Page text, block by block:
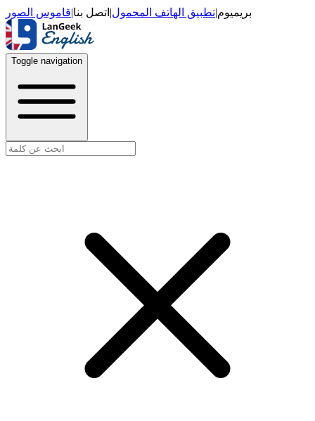
بريميوم|تطبيق الهاتف المحمول| اتصل بنا|قاموس الصور
Toggle navigation